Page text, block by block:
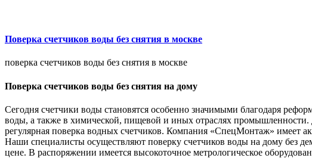
Поверка счетчиков воды без снятия в москве
поверка счетчиков воды без снятия в москве
Поверка счетчиков воды без снятия на дому
Сегодня счетчики воды становятся особенно значимыми благодаря
воды, а также в химической, пищевой и иных отраслях промышленности.
регулярная поверка водных счетчиков. Компания «СпецМонтаж» имеет
Наши специалисты осуществляют поверку счетчиков воды на дому без
цене. В распоряжении имеется высокоточное метрологическое